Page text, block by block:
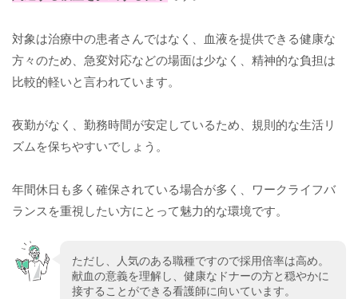
対象は治療中の患者さんではなく、血液を提供できる健康な
方々のため、急変対応などの場面は少なく、精神的な負担は
比較的軽いと言われています。
夜勤がなく、勤務時間が安定しているため、規則的な生活リ
ズムを保ちやすいでしょう。
年間休日も多く確保されている場合が多く、ワークライフバ
ランスを重視したい方にとって魅力的な環境です。
ただし、人気のある職種ですので採用倍率は高め。
献血の意義を理解し、健康なドナーの方と穏やかに
接することができる看護師に向いています。